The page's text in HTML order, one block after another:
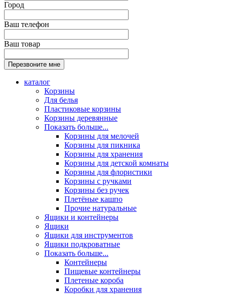
Город
Ваш телефон
Ваш товар
каталог
Корзины
Для белья
Пластиковые корзины
Корзины деревянные
Показать больше...
Корзины для мелочей
Корзины для пикника
Корзины для хранения
Корзины для детской комнаты
Корзины для флористики
Корзины с ручками
Корзины без ручек
Плетёные кашпо
Прочие натуральные
Ящики и контейнеры
Ящики
Ящики для инструментов
Ящики подкроватные
Показать больше...
Контейнеры
Пищевые контейнеры
Плетеные короба
Коробки для хранения